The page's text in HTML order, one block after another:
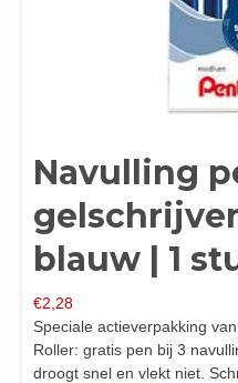
Navulling
blauw | 1
€2,28
Speciale actieverpakking
Roller: gratis pen bij 3
droogt snel en vlekt niet.